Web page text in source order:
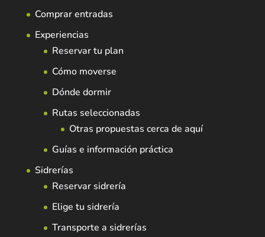
Comprar entradas
Experiencias
Reservar tu plan
Cómo moverse
Dónde dormir
Rutas seleccionadas
Otras propuestas cerca de aquí
Guías e información práctica
Sidrerías
Reservar sidrería
Elige tu sidrería
Transporte a sidrerías